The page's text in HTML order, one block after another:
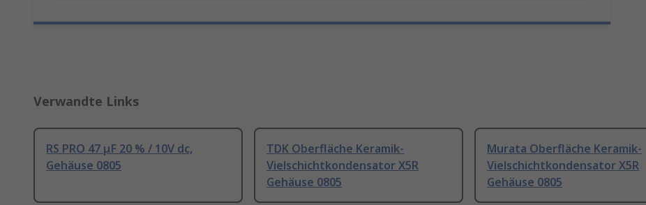
Verwandte Links
RS PRO 47 μF 20 % / 10V dc,
Gehäuse 0805
TDK Oberfläche Keramik-
Vielschichtkondensator X5R
Gehäuse 0805
Murata Oberfläche Keramik-
Vielschichtkondensator X5R
Gehäuse 0805